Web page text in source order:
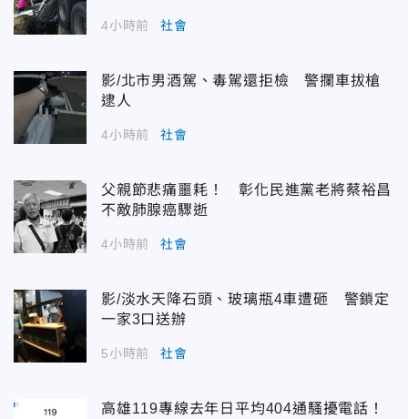
4小時前 社會
影/北市男酒駕、毒駕還拒檢 警攔車拔槍
逮人
4小時前 社會
父親節悲痛噩耗！ 彰化民進黨老將蔡裕昌
不敵肺腺癌驟逝
4小時前 社會
影/淡水天降石頭、玻璃瓶4車遭砸 警鎖定
一家3口送辦
5小時前 社會
高雄119專線去年日平均404通騷擾電話！